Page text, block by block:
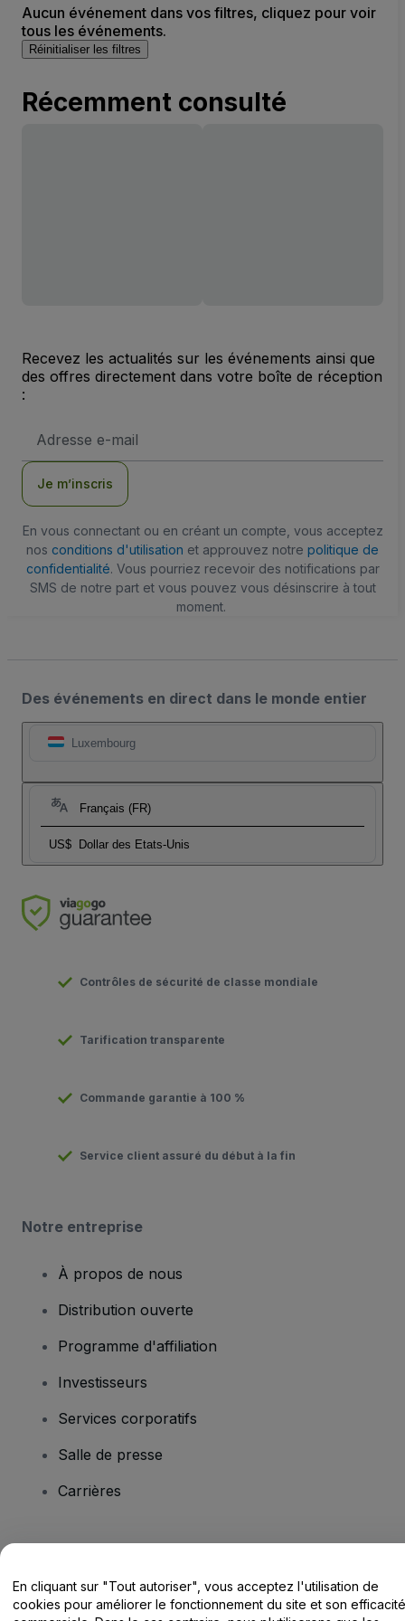
Aucun événement dans vos filtres, cliquez pour voir
tous les événements.
Réinitialiser les filtres
Récemment consulté
Recevez les actualités sur les événements ainsi que
des offres directement dans votre boîte de réception
:
e-
Je m’inscris
En vous connectant ou en créant un compte, vous acceptez
nos conditions d'utilisation et approuvez notre politique de
confidentialité. Vous pourriez recevoir des notifications par
SMS de notre part et vous pouvez vous désinscrire à tout
moment.
Des événements en direct dans le monde entier
Luxembourg
Français (FR)
US$ Dollar des Etats-Unis
Contrôles de sécurité de classe mondiale
Tarification transparente
Commande garantie à 100 %
Service client assuré du début à la fin
Notre entreprise
À propos de nous
Distribution ouverte
Programme d'affiliation
Investisseurs
Services corporatifs
Salle de presse
Carrières
Centre d'assistance / Nous contacter
En cliquant sur "Tout autoriser", vous acceptez l'utilisation de
cookies pour améliorer le fonctionnement du site et son efficacité